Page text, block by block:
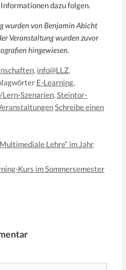
dazu folgen.
wurden von Benjamin Abicht
Veranstaltung wurden zuvor
hingewiesen.
, info@LLZ,
E-Learning,
Lern-Szenarien,Steintor-
Schreibe einen
Lehre“ im Jahr
Kurs im Sommersemester